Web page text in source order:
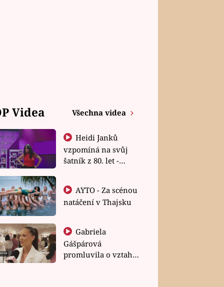
Videa Všechna videa
Heidi Janků
vzpomíná na svůj
šatník z 80. let -
natáčení v Thajsku
Gabriela
Gášpárová
promluvila o vztahu